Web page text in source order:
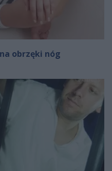
obrzęki nóg